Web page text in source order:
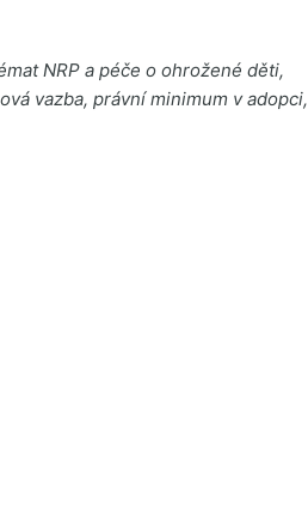
NRP a péče o ohrožené děti,
vazba, právní minimum v adopci,